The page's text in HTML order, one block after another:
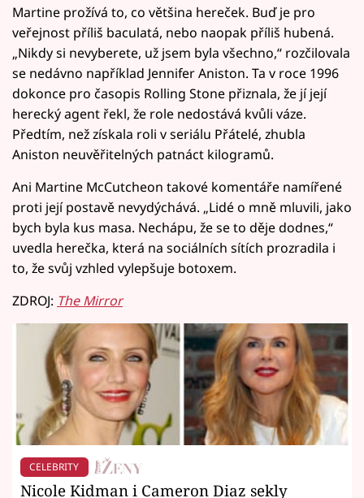
Martine prožívá to, co většina hereček. Buď je pro
veřejnost příliš baculatá, nebo naopak příliš hubená.
„Nikdy si nevyberete, už jsem byla všechno,“ rozčilovala
se nedávno například Jennifer Aniston. Ta v roce 1996
dokonce pro časopis Rolling Stone přiznala, že jí její
herecký agent řekl, že role nedostává kvůli váze.
Předtím, než získala roli v seriálu Přátelé, zhubla
Aniston neuvěřitelných patnáct kilogramů.
Ani Martine McCutcheon takové komentáře namířené
proti její postavě nevydýchává. „Lidé o mně mluvili, jako
bych byla kus masa. Nechápu, že se to děje dodnes,“
uvedla herečka, která na sociálních sítích prozradila i
to, že svůj vzhled vylepšuje botoxem.
ZDROJ: The Mirror
CELEBRITY
Nicole Kidman i Cameron Diaz sekly